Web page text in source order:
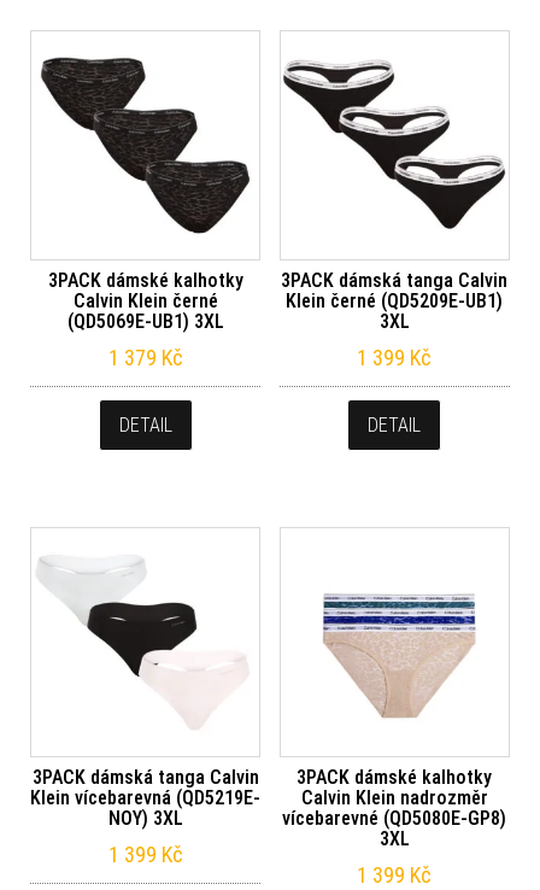
3PACK dámské kalhotky
Calvin Klein černé
(QD5069E-UB1) 3XL
1 379 Kč
DETAIL
3PACK dámská tanga Calvin
Klein černé (QD5209E-UB1)
3XL
1 399 Kč
DETAIL
3PACK dámská tanga Calvin
Klein vícebarevná (QD5219E-
NOY) 3XL
1 399 Kč
3PACK dámské kalhotky
Calvin Klein nadrozměr
vícebarevné (QD5080E-GP8)
3XL
1 399 Kč